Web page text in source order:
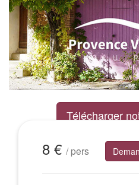
Télécharger
8 € / pers